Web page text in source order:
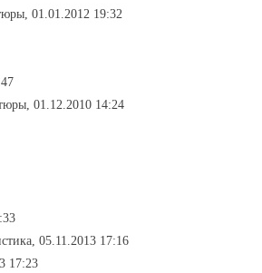
01.01.2012 19:32
01.12.2010 14:24
05.11.2013 17:16
17:23